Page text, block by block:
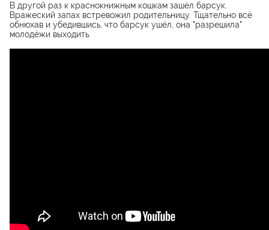
В другой раз к краснокнижным кошкам зашёл барсук.
Вражеский запах встревожил родительницу. Тщательно всё
обнюхав и убедившись, что барсук ушёл, она "разрешила"
молодёжи выходить.